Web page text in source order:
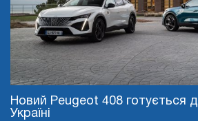
Новий Peugeot 408 готується
Україні